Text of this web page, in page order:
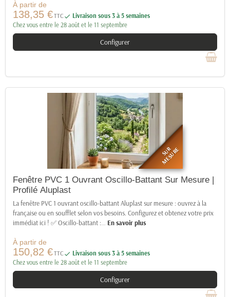
À partir de
138,35 €TTC Livraison sous 3 à 5 semaines
Chez vous entre le 28 août et le 11 septembre
Configurer
SUR
MESURE
Fenêtre PVC 1 Ouvrant Oscillo-Battant Sur Mesure |
Profilé Aluplast
La fenêtre PVC 1 ouvrant oscillo-battant Aluplast sur mesure : ouvrez à la
française ou en soufflet selon vos besoins. Configurez et obtenez votre prix
immédiat ici ! ✅ Oscillo-battant :
En savoir plus
À partir de
150,82 €TTC Livraison sous 3 à 5 semaines
Chez vous entre le 28 août et le 11 septembre
Configurer